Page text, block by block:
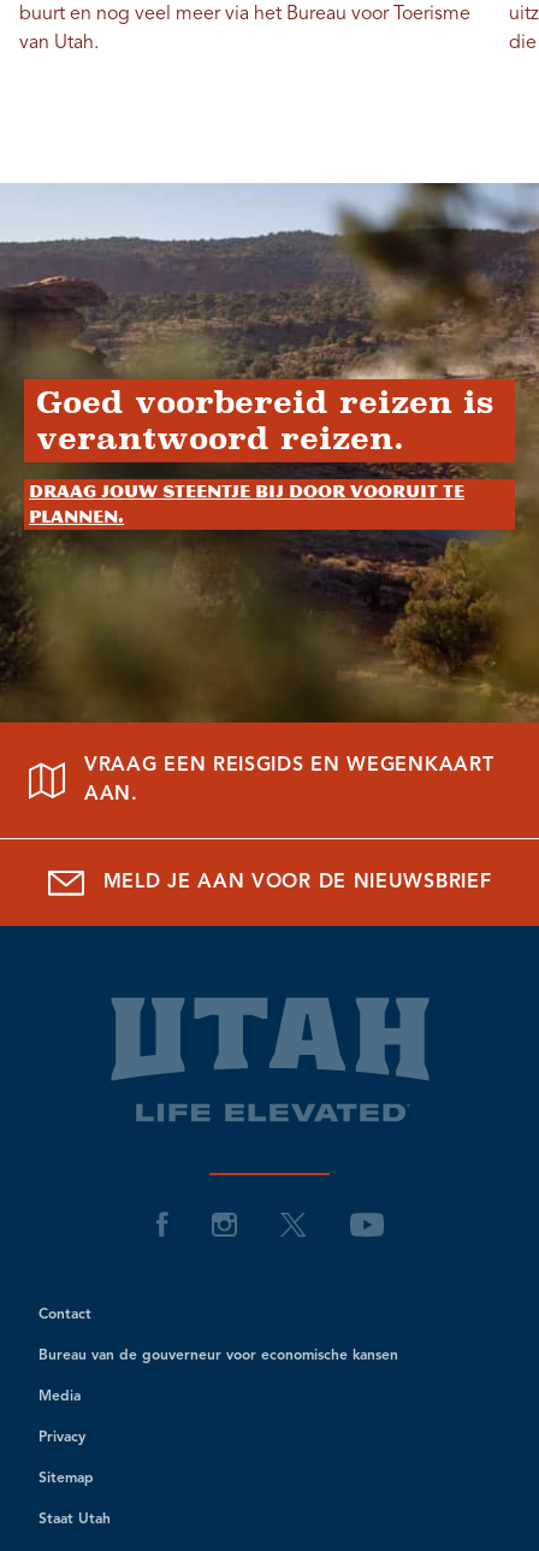
buurt en nog veel meer via het Bureau voor Toerisme
van Utah.
die
Goed voorbereid reizen is
verantwoord reizen.
Draag jouw steentje bij door vooruit te
plannen.
VRAAG EEN REISGIDS EN WEGENKAART
AAN.
MELD JE AAN VOOR DE NIEUWSBRIEF
Contact
Bureau van de gouverneur voor economische kansen
Media
Privacy
Sitemap
Staat Utah